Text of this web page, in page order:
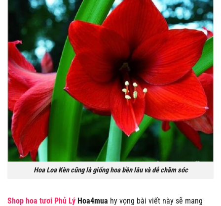
Hoa Loa Kèn cũng là giống hoa bền lâu và dễ chăm sóc
Shop hoa tươi Phủ Lý Hoa4mua hy vọng bài viết này sẽ mang